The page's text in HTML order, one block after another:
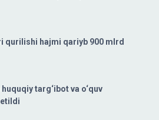
qurilishi hajmi qariyb 900 mlrd
targ‘ibot va o‘quv